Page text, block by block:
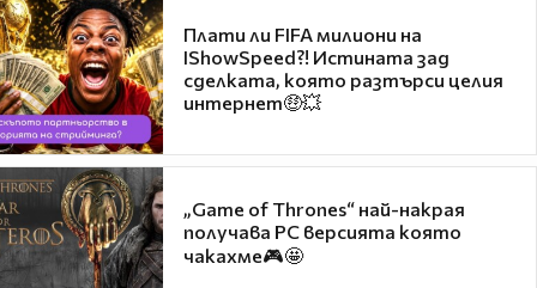
Плати ли FIFA милиони на
IShowSpeed?! Истината зад
сделката, която разтърси целия
интернет🤑💥
„Game of Thrones“ най-накрая
получава PC версията която
чакахме🎮🤩